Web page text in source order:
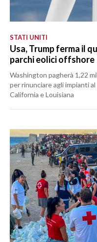
STATI UNITI
Usa, Trump ferma il
parchi eolici offshore
Washington pagherà 1,22
per rinunciare agli impianti
California e Louisiana